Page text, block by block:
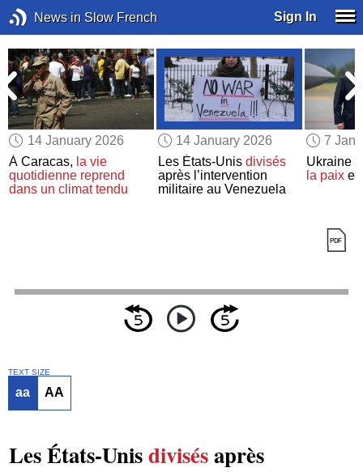
News in Slow French Sign In
14 January 2026
À Caracas, la vie
quotidienne reprend
dans un climat tendu
14 January 2026
Les États-Unis divisés
après l’intervention
militaire au Venezuela
7
Ukraine :
la paix
TEXT SIZE
aa AA
Les États-Unisdivisésaprès